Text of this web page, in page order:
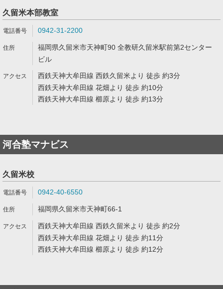
久留米本部教室
0942-31-2200
福岡県久留米市天神町90 全教研久留米駅前第2センター
ビル
西鉄天神大牟田線 西鉄久留米より 徒歩 約3分
西鉄天神大牟田線 花畑より 徒歩 約10分
西鉄天神大牟田線 櫛原より 徒歩 約13分
河合塾マナビス
久留米校
0942-40-6550
福岡県久留米市天神町66-1
西鉄天神大牟田線 西鉄久留米より 徒歩 約2分
西鉄天神大牟田線 花畑より 徒歩 約11分
西鉄天神大牟田線 櫛原より 徒歩 約12分